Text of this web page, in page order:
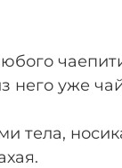
него уже